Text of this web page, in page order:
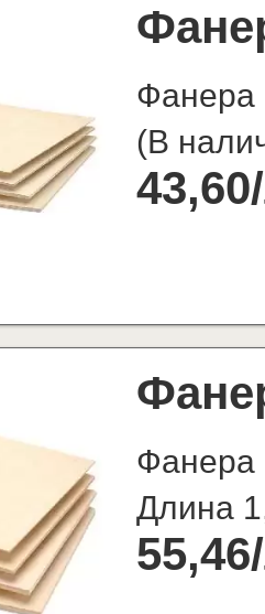
(В
43,60/
Длина
55,46/